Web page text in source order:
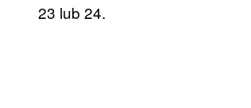
23 lub 24.